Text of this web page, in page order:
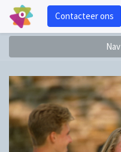
Contacteer ons
Nav